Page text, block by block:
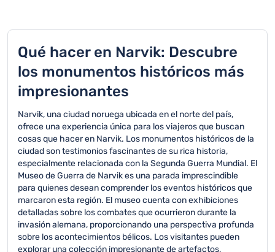
Qué hacer en Narvik: Descubre
los monumentos históricos más
impresionantes
Narvik, una ciudad noruega ubicada en el norte del país,
ofrece una experiencia única para los viajeros que buscan
cosas que hacer en Narvik. Los monumentos históricos de la
ciudad son testimonios fascinantes de su rica historia,
especialmente relacionada con la Segunda Guerra Mundial. El
Museo de Guerra de Narvik es una parada imprescindible
para quienes desean comprender los eventos históricos que
marcaron esta región. El museo cuenta con exhibiciones
detalladas sobre los combates que ocurrieron durante la
invasión alemana, proporcionando una perspectiva profunda
sobre los acontecimientos bélicos. Los visitantes pueden
explorar una colección impresionante de artefactos,